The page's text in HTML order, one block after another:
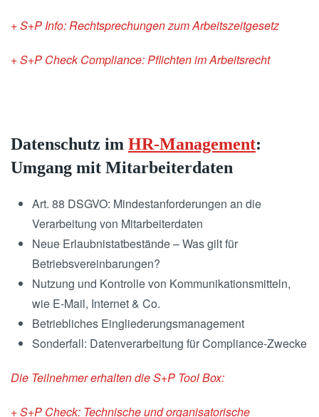
+ S+P Info: Rechtsprechungen zum Arbeitszeitgesetz
+ S+P Check Compliance: Pflichten im Arbeitsrecht
Datenschutz im HR-Management:
Umgang mit Mitarbeiterdaten
Art. 88 DSGVO: Mindestanforderungen an die
Verarbeitung von Mitarbeiterdaten
Neue Erlaubnistatbestände – Was gilt für
Betriebsvereinbarungen?
Nutzung und Kontrolle von Kommunikationsmitteln,
wie E-Mail, Internet & Co.
Betriebliches Eingliederungsmanagement
Sonderfall: Datenverarbeitung für Compliance-Zwecke
Die Teilnehmer erhalten die S+P Tool Box:
+ S+P Check: Technische undorganisatorische